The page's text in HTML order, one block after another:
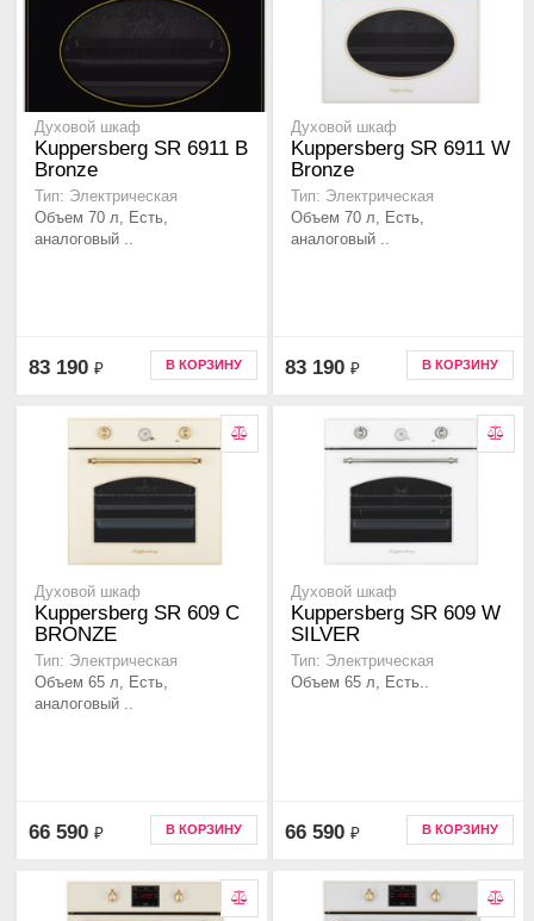
Духовой шкаф
Kuppersberg SR 6911 B
Bronze
Тип: Электрическая
Объем 70 л, Есть,
аналоговый ..
83 190 ₽ В КОРЗИНУ
Духовой шкаф
Kuppersberg SR 6911 W
Bronze
Тип: Электрическая
Объем 70 л, Есть,
аналоговый ..
83 190 ₽ В КОРЗИНУ
Духовой шкаф
Kuppersberg SR 609 C
BRONZE
Тип: Электрическая
Объем 65 л, Есть,
аналоговый ..
66 590 ₽ В КОРЗИНУ
Духовой шкаф
Kuppersberg SR 609 W
SILVER
Тип: Электрическая
Объем 65 л, Есть..
66 590 ₽ В КОРЗИНУ